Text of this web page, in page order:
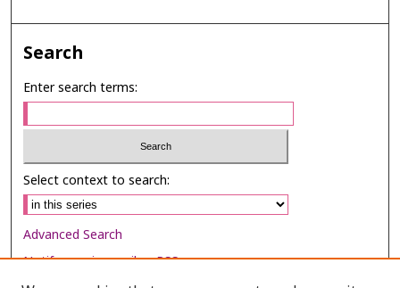
Search
Enter search terms:
Select context to search:
Advanced Search
Notify me via email orRSS